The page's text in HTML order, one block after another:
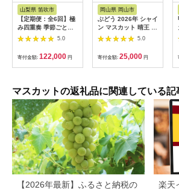
ス
山梨県 笛吹市
【定期便：全6回】極
み四重奏 季節ごとの
最高品を産地直送
5.0
寄付金額: 122,000 円
ス
岡山県 岡山市
ぶどう 2026年 シャイ
ン マスカット 晴王 2
房（1房 600g以上）
化粧箱入り マスカッ
ト ブドウ 葡萄 岡山県
産 国産 フルーツ 果物
ギフト
5.0
寄付金額: 25,000 円
マスカットの返礼品に関連している記
【2026年最新】ふるさと納税の
楽天